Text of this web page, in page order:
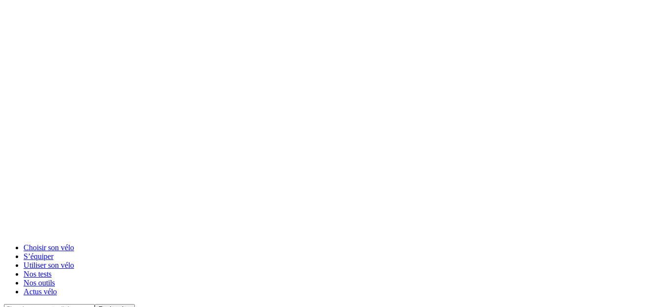
Choisir son vélo
S’équiper
Utiliser son vélo
Nos tests
Nos outils
Actus vélo